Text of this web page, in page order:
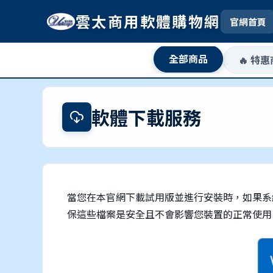
雲太商用軟體購物網 官網首頁
全部商品 🔥 特
軟體下載服務
當您在本官網下載試用版並進行安裝時，如果
保這些檔案是安全且不會影響您裝置的正常使